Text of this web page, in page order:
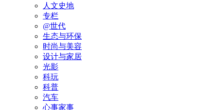
人文史地
专栏
@世代
生态与环保
时尚与美容
设计与家居
光影
科玩
科普
汽车
心事家事